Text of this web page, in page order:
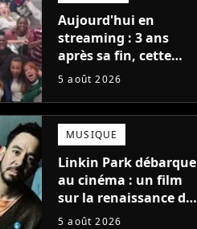
Mick
Jagger
Aujourd'hui en
streaming : 3 ans
après sa fin, cette
série aux 13 Emmy
une suite...
totalement différente
5 août 2026
MUSIQUE
Linkin Park débarque
au cinéma : un film
sur la renaissance du
groupe arrive en
5 août 2026